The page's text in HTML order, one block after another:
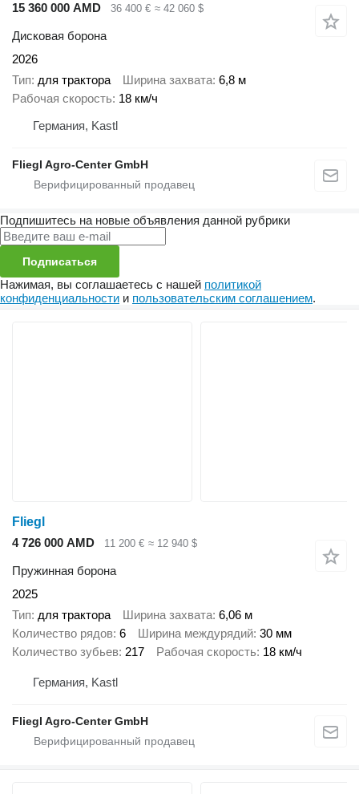
15 360 000 AMD
36 400 € ≈ 42 060 $
Дисковая борона
2026
Тип для трактора Ширина захвата 6,8 м
Рабочая скорость 18 км/ч
Германия, Kastl
Fliegl Agro-Center GmbH
Подпишитесь на новые объявления данной рубрики
Подписаться
Нажимая, вы соглашаетесь с нашей политикой
конфиденциальности и пользовательским соглашением.
Fliegl
4 726 000 AMD
11 200 € ≈ 12 940 $
Пружинная борона
2025
Тип для трактора Ширина захвата 6,06 м
Количество рядов 6 Ширина междурядий 30 мм
Количество зубьев 217 Рабочая скорость 18 км/ч
Германия, Kastl
Fliegl Agro-Center GmbH